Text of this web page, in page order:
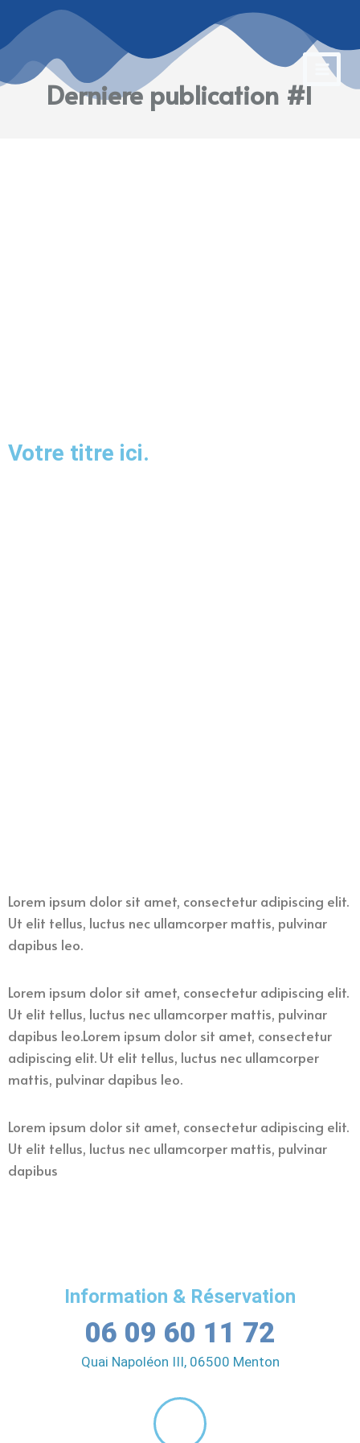
Derniere publication #1
Votre titre ici.
Lorem ipsum dolor sit amet, consectetur adipiscing elit.
Ut elit tellus, luctus nec ullamcorper mattis, pulvinar
dapibus leo.
Lorem ipsum dolor sit amet, consectetur adipiscing elit.
Ut elit tellus, luctus nec ullamcorper mattis, pulvinar
dapibus leo.Lorem ipsum dolor sit amet, consectetur
adipiscing elit. Ut elit tellus, luctus nec ullamcorper
mattis, pulvinar dapibus leo.
Lorem ipsum dolor sit amet, consectetur adipiscing elit.
Ut elit tellus, luctus nec ullamcorper mattis, pulvinar
dapibus
Information & Réservation
06 09 60 11 72
Quai Napoléon III, 06500 Menton